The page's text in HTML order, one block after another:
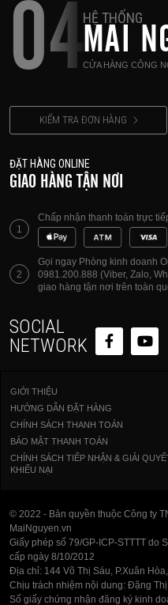
04HỆ THỐNG
MAI
CỬA HÀNG CÔNG
KIỂM TRA ĐƠN HÀNG
ĐẶT HÀNG ONLINE
GIAO HÀNG TẬN NƠI
1
Chấp nhận thanh toán trực
2
Gọi ngay Phòng kinh doanh
0981.200.888 (Viber, Zalo,
giao hàng tận nơi trên toàn
SOCIAL
NETWORK
GIỚI THIỆU
HƯỚNG DẪN ĐẶT HÀNG
CHÍNH SÁCH THANH TOÁN
BẢO MẬT THANH TOÁN
CHÍNH SÁCH TIẾP NHẬN & GIẢI
KHIẾU NẠI
© 2022 - Bản quyền thuộc Công ty
MaiNguyen.vn
Giấy phép số 79/GP-ICP-STTTT do
cấp ngày 8/10/2012
Địa chỉ: 144 Võ Thị Sáu, P.Xuân
Chịu trách nhiệm nội dung: Đặng
Số giấy chứng nhận đăng ký kinh